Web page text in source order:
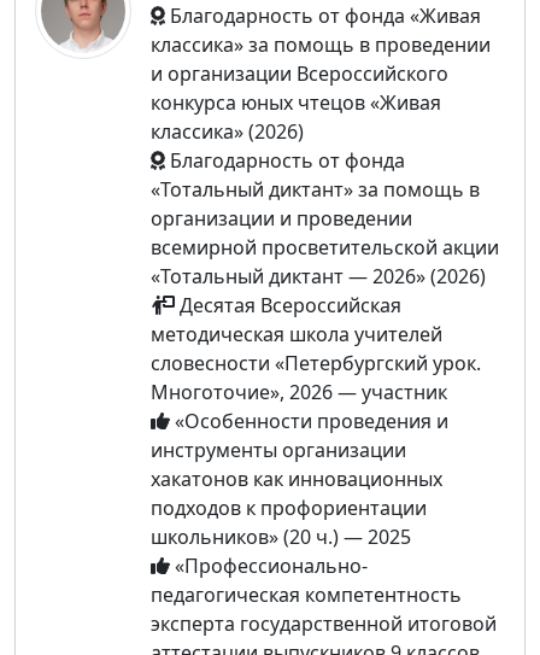
Благодарность от фонда «Живая
классика» за помощь в проведении
и организации Всероссийского
конкурса юных чтецов «Живая
классика» (2026)
Благодарность от фонда
«Тотальный диктант» за помощь в
организации и проведении
всемирной просветительской акции
«Тотальный диктант — 2026» (2026)
Десятая Всероссийская
методическая школа учителей
словесности «Петербургский урок.
Многоточие», 2026 — участник
«Особенности проведения и
инструменты организации
хакатонов как инновационных
подходов к профориентации
школьников» (20 ч.) — 2025
«Профессионально-
педагогическая компетентность
эксперта государственной итоговой